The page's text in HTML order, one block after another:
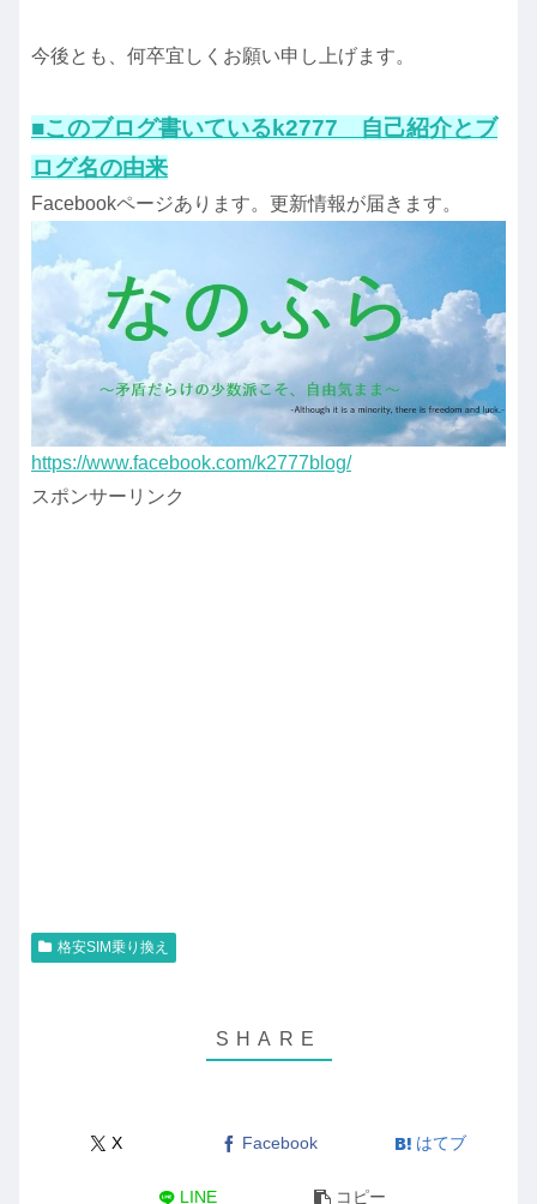
今後とも、何卒宜しくお願い申し上げます。
■このブログ書いているk2777 自己紹介とブ
ログ名の由来
Facebookページあります。更新情報が届きます。
https://www.facebook.com/k2777blog/
スポンサーリンク
格安SIM乗り換え
X Facebook はてブ
LINE コピー